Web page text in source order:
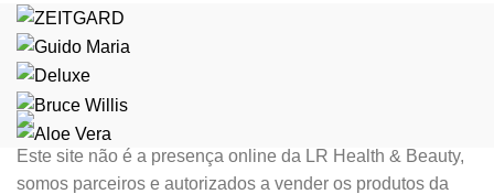
Este site não é a presença online da LR Health & Beauty,
somos parceiros e autorizados a vender os produtos da